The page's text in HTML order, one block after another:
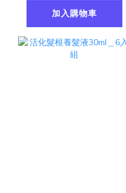
加入購物車